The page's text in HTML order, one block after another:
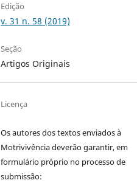
Edição
v. 31 n. 58 (2019)
Seção
Artigos Originais
Licença
Os autores dos textos enviados à
Motrivivência deverão garantir, em
formulário próprio no processo de
submissão: